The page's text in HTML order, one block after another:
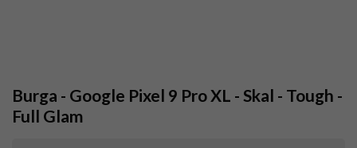
Burga - Google Pixel 9 Pro XL - Skal - Tough -
Full Glam